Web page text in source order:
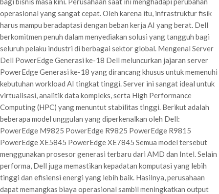
operasional yang sangat cepat. Oleh karena itu, infrastruktur fisik
harus mampu beradaptasi dengan beban kerja AI yang berat. Dell
berkomitmen penuh dalam menyediakan solusi yang tangguh bagi
seluruh pelaku industri di berbagai sektor global. Mengenal Server
Dell PowerEdge Generasi ke-18 Dell meluncurkan jajaran server
PowerEdge Generasi ke-18 yang dirancang khusus untuk memenuhi
kebutuhan workload AI tingkat tinggi. Server ini sangat ideal untuk
virtualisasi, analitik data kompleks, serta High Performance
Computing (HPC) yang menuntut stabilitas tinggi. Berikut adalah
beberapa model unggulan yang diperkenalkan oleh Dell:
PowerEdge M9825 PowerEdge R9825 PowerEdge R9815
PowerEdge XE5845 PowerEdge XE7845 Semua model tersebut
menggunakan prosesor generasi terbaru dari AMD dan Intel. Selain
performa, Dell juga memastikan kepadatan komputasi yang lebih
tinggi dan efisiensi energi yang lebih baik. Hasilnya, perusahaan
dapat memangkas biaya operasional sambil meningkatkan output